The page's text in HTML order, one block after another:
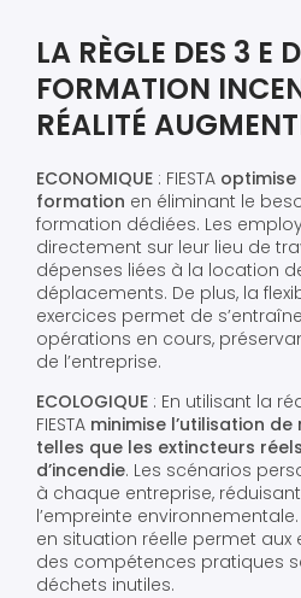
LA RÈGLE DES 3 E
FORMATION
RÉALITÉ
ECONOMIQUE : FIESTA
formation en éliminant le
formation dédiées. Les
directement sur leur lieu de
dépenses liées à la location
déplacements. De plus, la
exercices permet de
opérations en cours,
de l’entreprise.
ECOLOGIQUE : En utilisant la
FIESTA minimise l’utilisation
telles que les extincteurs
d’incendie. Les scénarios
à chaque entreprise,
l’empreinte
en situation réelle permet aux
des compétences pratiques
déchets inutiles.